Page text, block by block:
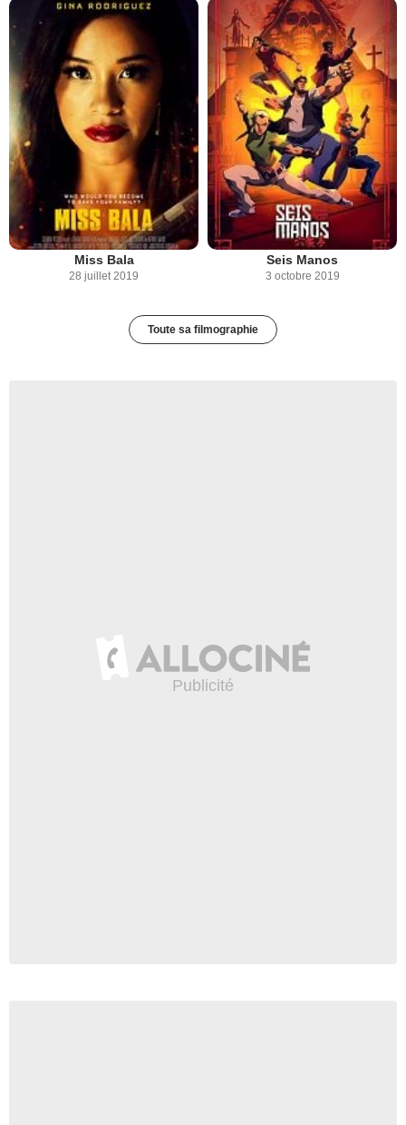
Miss Bala
28 juillet 2019
Seis Manos
3 octobre 2019
Toute sa filmographie